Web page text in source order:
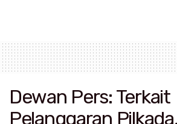
Dewan Pers: Terkait
Pelanggaran